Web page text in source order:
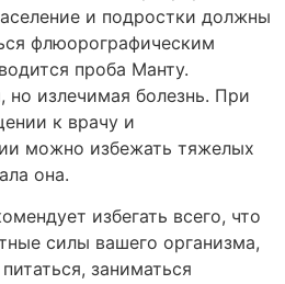
и подростки должны
флюорографическим
проба Манту.
но излечимая болезнь. При
к врачу и
можно избежать тяжелых
она.
избегать всего, что
силы вашего организма,
заниматься